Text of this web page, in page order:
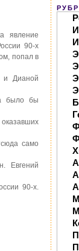
явление
90-х
попал в
и Дианой
было бы
само
Евгений
90-х.